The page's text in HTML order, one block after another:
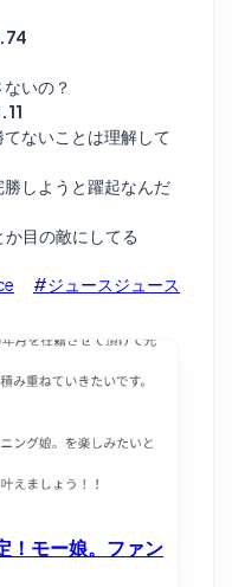
いの？
ないことは理解して
しようと躍起なんだ
目の敵にしてる
#ジュースジュース
！モー娘。ファン